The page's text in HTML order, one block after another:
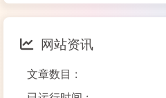
网站资讯
文章数目 :